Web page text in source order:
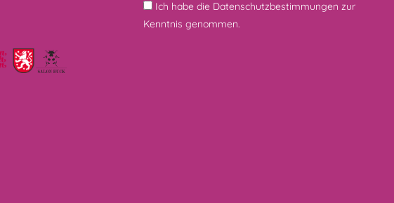
Ich habe die Datenschutzbestimmungen zur
Kenntnis genommen.